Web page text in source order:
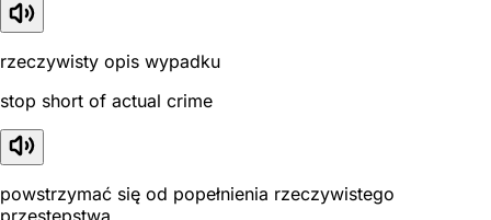
rzeczywisty opis wypadku
stop short of actual crime
powstrzymać się od popełnienia rzeczywistego